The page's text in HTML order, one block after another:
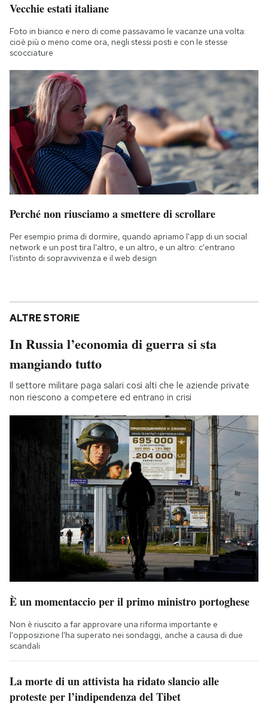
Vecchie estati italiane
Foto in bianco e nero di come passavamo le vacanze una volta:
cioè più o meno come ora, negli stessi posti e con le stesse
scocciature
Perché non riusciamo a smettere di scrollare
Per esempio prima di dormire, quando apriamo l'app di un social
network e un post tira l'altro, e un altro, e un altro: c'entrano
l'istinto di sopravvivenza e il web design
ALTRE STORIE
In Russia l’economia di guerra si sta
mangiando tutto
Il settore militare paga salari così alti che le aziende private
non riescono a competere ed entrano in crisi
È un momentaccio per il primo ministro portoghese
Non è riuscito a far approvare una riforma importante e
l'opposizione l'ha superato nei sondaggi, anche a causa di due
scandali
La morte di un attivista ha ridato slancio alle
proteste per l’indipendenza del Tibet